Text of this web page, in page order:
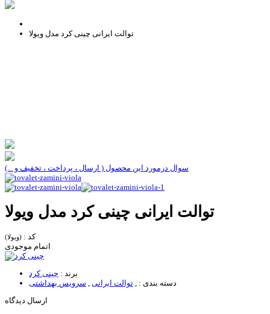
توالت ایرانی چینی کرد مدل ویولا
سوال درمورد این محصول ( ارسال ، پرداخت ، تخفیف و ...)
توالت ایرانی چینی کرد مدل ویولا
کد : (ویولا)
اتمام موجودی
برند : چینی کرد
دسته بندی :
توالت ایرانی
سرویس بهداشتی
ارسال دیدگاه